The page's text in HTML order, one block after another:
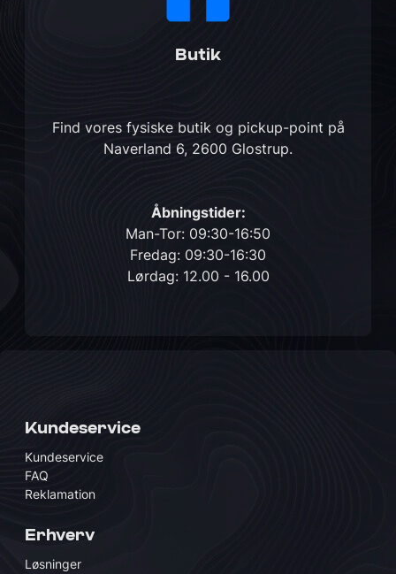
Butik
Find vores fysiske butik og pickup-point på
Naverland 6, 2600 Glostrup.
Åbningstider:
Man-Tor: 09:30-16:50
Fredag: 09:30-16:30
Lørdag: 12.00 - 16.00
Kundeservice
Kundeservice
FAQ
Reklamation
Erhverv
Løsninger